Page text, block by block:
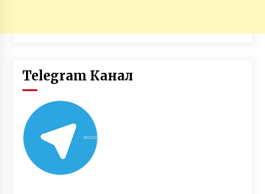
Telegram Канал